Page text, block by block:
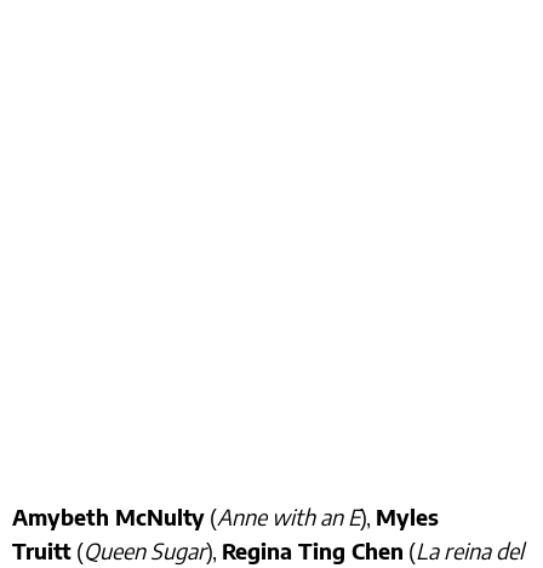
Amybeth McNulty (Anne with an E), Myles
Truitt (Queen Sugar), Regina Ting Chen (La reina del